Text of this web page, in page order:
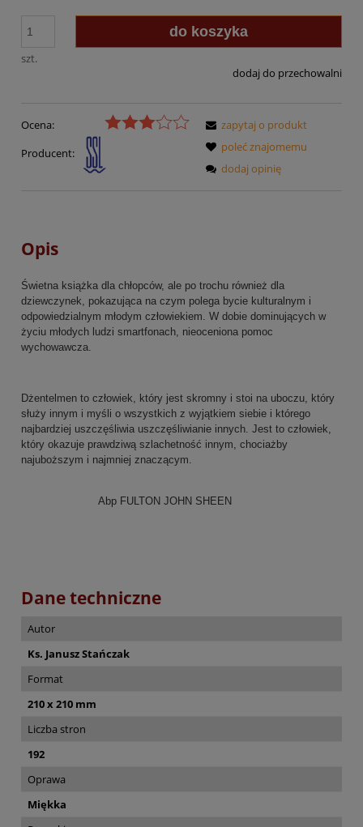
szt.
do koszyka
dodaj do przechowalni
Ocena:
Producent:
zapytaj o produkt
poleć znajomemu
dodaj opinię
Opis
Świetna książka dla chłopców, ale po trochu również dla
dziewczynek, pokazująca na czym polega bycie kulturalnym i
odpowiedzialnym młodym człowiekiem. W dobie dominujących w
życiu młodych ludzi smartfonach, nieoceniona pomoc
wychowawcza.
Dżentelmen to człowiek, który jest skromny i stoi na uboczu, który
służy innym i myśli o wszystkich z wyjątkiem siebie i którego
najbardziej uszczęśliwia uszczęśliwianie innych. Jest to człowiek,
który okazuje prawdziwą szlachetność innym, chociażby
najuboższym i najmniej znaczącym.
Abp FULTON JOHN SHEEN
Dane techniczne
Autor
Ks. Janusz Stańczak
Format
210 x 210 mm
Liczba stron
192
Oprawa
Miękka